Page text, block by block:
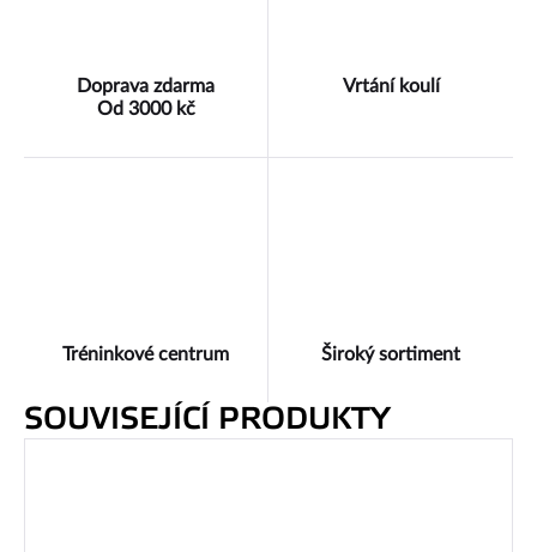
Doprava zdarma
Od 3000 kč
Vrtání koulí
Tréninkové centrum Široký sortiment
SOUVISEJÍCÍ PRODUKTY